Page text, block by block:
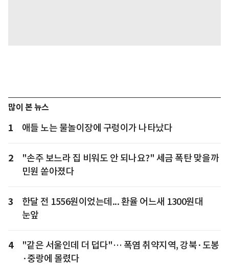
많이 본 뉴스
1 애들 노는 물놀이장에 구렁이가 나타났다
2
"손주 보느라 집 비워도 안 되나요?" 세금 폭탄 맞을까
민원 쏟아졌다
3
한달 전 1556원이었는데... 환율 어느새 1300원대
눈앞
4
"같은 서울인데 더 덥다"… 폭염 취약지역, 강북·도봉
·중랑에 몰렸다